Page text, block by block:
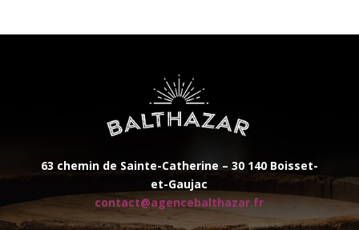
63 chemin de Sainte-Catherine – 30 140 Boisset-
et-Gaujac
contact@agencebalthazar.fr